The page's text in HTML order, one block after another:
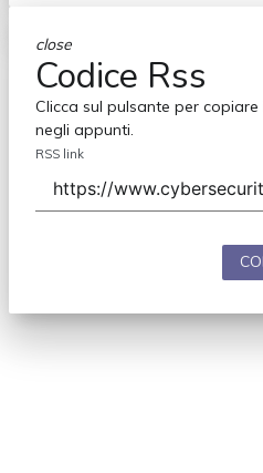
close
Codice Rss
Clicca sul pulsante per copiare
negli appunti.
RSS link